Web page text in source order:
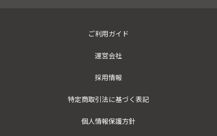
ご利用ガイド
運営会社
採用情報
特定商取引法に基づく表記
個人情報保護方針